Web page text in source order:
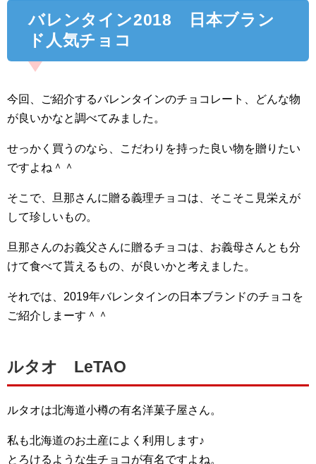
バレンタイン2018 日本ブラン
ド人気チョコ
今回、ご紹介するバレンタインのチョコレート、どんな物
が良いかなと調べてみました。
せっかく買うのなら、こだわりを持った良い物を贈りたい
ですよね＾＾
そこで、旦那さんに贈る義理チョコは、そこそこ見栄えが
して珍しいもの。
旦那さんのお義父さんに贈るチョコは、お義母さんとも分
けて食べて貰えるもの、が良いかと考えました。
それでは、2019年バレンタインの日本ブランドのチョコを
ご紹介しまーす＾＾
ルタオ LeTAO
ルタオは北海道小樽の有名洋菓子屋さん。
私も北海道のお土産によく利用します♪
とろけるような生チョコが有名ですよね。